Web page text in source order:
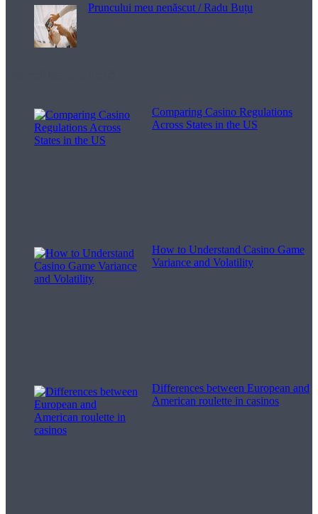
Pruncului meu nenăscut / Radu Buțu
Comparing Casino Regulations
Across States in the US
How to Understand Casino Game
Variance and Volatility
Differences between European and
American roulette in casinos